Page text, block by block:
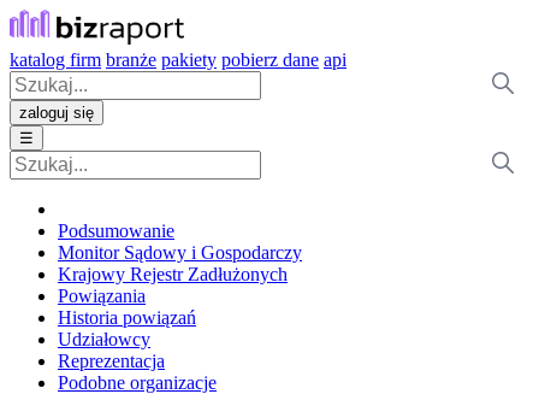
katalog firm branże pakiety pobierz dane api
zaloguj się
☰
Podsumowanie
Monitor Sądowy i Gospodarczy
Krajowy Rejestr Zadłużonych
Powiązania
Historia powiązań
Udziałowcy
Reprezentacja
Podobne organizacje